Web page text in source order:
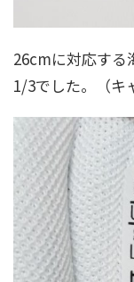
26cmに対応する
1/3でした。（キ